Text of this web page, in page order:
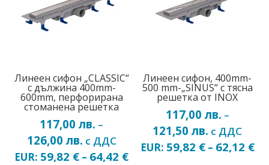
Линеен сифон „CLASSIC“
с дължина 400mm-
600mm, перфорирана
стоманена решетка
117,00лв. –
126,00 лв.Price
range:
с ДДС
EUR: 59,82 € – 64,42 €
Линеен сифон, 400mm-
500 mm-„SINUS“ с тясна
решетка от INOX
117,00 лв. –
121,50лв. Price
range:
с ДДС
EUR: 59,82 €– 62,12 €